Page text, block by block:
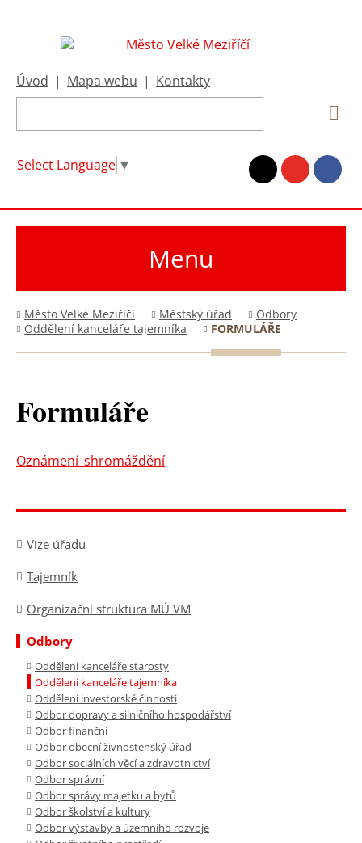
Úvod | Mapa webu | Kontakty
Select Language ▼
Menu
Město Velké Meziříčí Městský úřad
Odbory
Oddělení kanceláře tajemníka
FORMULÁŘE
Formuláře
Oznámení_shromáždění
Vize úřadu
Tajemník
Organizační struktura MÚ VM
Odbory
Oddělení kanceláře starosty
Oddělení kanceláře tajemníka
Oddělení investorské činnosti
Odbor dopravy a silničního hospodářství
Odbor finanční
Odbor obecní živnostenský úřad
Odbor sociálních věcí a zdravotnictví
Odbor správní
Odbor správy majetku a bytů
Odbor školství a kultury
Odbor výstavby a územního rozvoje